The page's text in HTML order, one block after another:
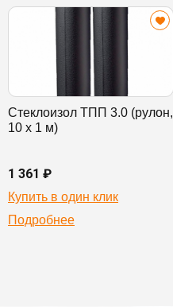
Стеклоизол ТПП 3.0 (рулон,
10 х 1 м)
1 361 ₽
Купить в один клик
Подробнее